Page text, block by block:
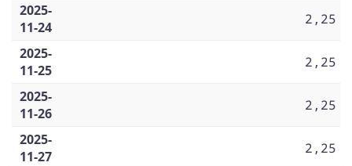
2025-
11-24
2,25
2025-
11-25
2,25
2025-
11-26
2,25
2025-
11-27
2,25